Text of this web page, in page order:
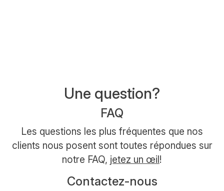
Une question?
FAQ
Les questions les plus fréquentes que nos
clients nous posent sont toutes répondues sur
notre FAQ, jetez un œil!
Contactez-nous